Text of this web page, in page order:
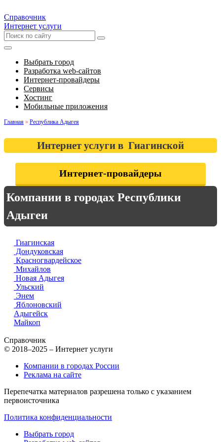
Справочник
Интернет услуги
Выбрать город
Разработка web-сайтов
Интернет-провайдеры
Сервисы
Хостинг
Мобильные приложения
Главная » Республика Адыгея
Интернет услуги в Гиагинской
Интернет-провайдеры
Компании в городах Республики
Адыгеи
Гиагинская
Дондуковская
Красногвардейское
Михайлов
Новая Адыгея
Ульский
Энем
Яблоновский
Адыгейск
Майкоп
Справочник
© 2018–2025 – Интернет услуги
Компании в городах России
Реклама на сайте
Перепечатка материалов разрешена только с указанием
первоисточника
Политика конфиденциальности
Выбрать город